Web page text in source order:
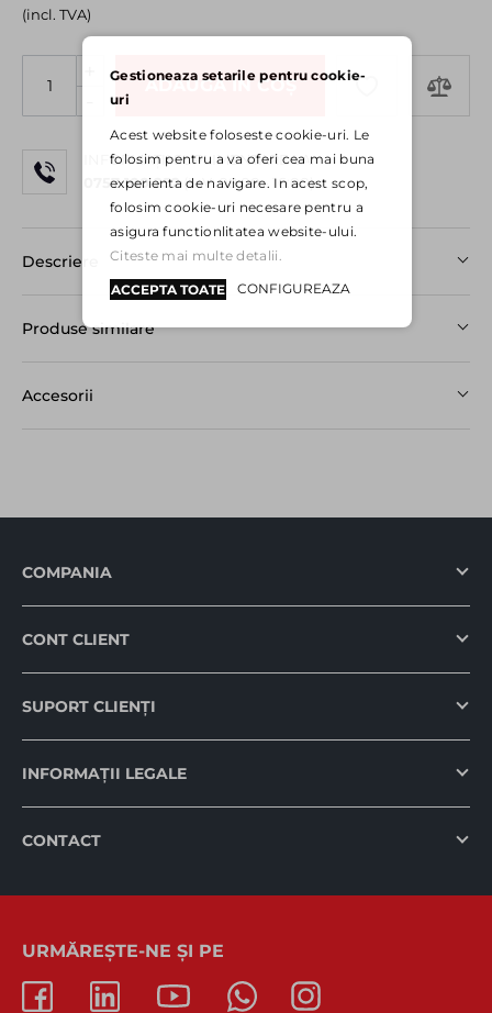
(incl. TVA)
ADAUGĂ ÎN COȘ
INFORMAȚII SUPLIMENTARE LA:
0757 100 252 (L-V: 08:00 - 16:00)
Descriere
Produse similare
Accesorii
COMPANIA
CONT CLIENT
SUPORT CLIENȚI
INFORMAȚII LEGALE
CONTACT
URMĂREȘTE-NE ȘI PE
Gestioneaza setarile pentru cookie-
uri
Acest website foloseste cookie-uri. Le
folosim pentru a va oferi cea mai buna
experienta de navigare. In acest scop,
folosim cookie-uri necesare pentru a
asigura functionlitatea website-ului.
Citeste mai multe detalii.
ACCEPTA TOATE CONFIGUREAZA